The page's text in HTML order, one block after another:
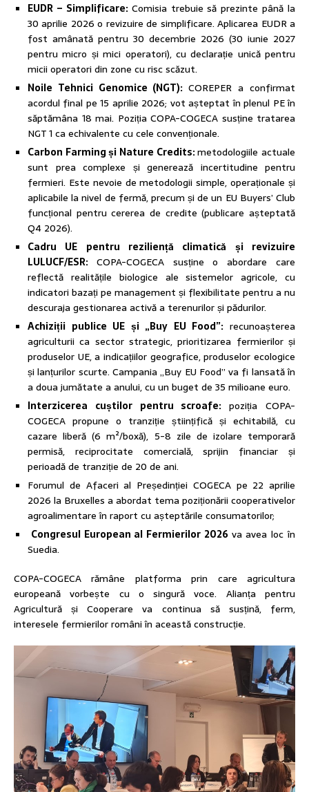
EUDR – Simplificare: Comisia trebuie să prezinte până la
30 aprilie 2026 o revizuire de simplificare. Aplicarea EUDR a
fost amânată pentru 30 decembrie 2026 (30 iunie 2027
pentru micro și mici operatori), cu declarație unică pentru
micii operatori din zone cu risc scăzut.
Noile Tehnici Genomice (NGT):COREPER a confirmat
acordul final pe 15 aprilie 2026; vot așteptat în plenul PE în
săptămâna 18 mai. Poziția COPA-COGECA susține tratarea
NGT 1 ca echivalente cu cele convenționale.
Carbon Farming și Nature Credits:metodologiile actuale
sunt prea complexe și generează incertitudine pentru
fermieri. Este nevoie de metodologii simple, operaționale și
aplicabile la nivel de fermă, precum și de un EU Buyers’ Club
funcțional pentru cererea de credite (publicare așteptată
Q4 2026).
Cadru UE pentru reziliență climatică și revizuire
LULUCF/ESR: COPA-COGECA susține o abordare care
reflectă realitățile biologice ale sistemelor agricole, cu
indicatori bazați pe management și flexibilitate pentru a nu
descuraja gestionarea activă a terenurilor și pădurilor.
Achiziții publice UE și „Buy EU Food”: recunoașterea
agriculturii ca sector strategic, prioritizarea fermierilor și
produselor UE, a indicațiilor geografice, produselor ecologice
și lanțurilor scurte. Campania „Buy EU Food” va fi lansată în
a doua jumătate a anului, cu un buget de 35 milioane euro.
Interzicerea cuștilor pentru scroafe:poziția COPA-
COGECA propune o tranziție științifică și echitabilă, cu
cazare liberă (6 m²/boxă), 5-8 zile de izolare temporară
permisă, reciprocitate comercială, sprijin financiar și
perioadă de tranziție de 20 de ani.
Forumul de Afaceri al Președinției COGECA pe 22 aprilie
2026 la Bruxelles a abordat tema poziționării cooperativelor
agroalimentare în raport cu așteptările consumatorilor;
Congresul European al Fermierilor 2026 va avea loc în
Suedia.
COPA-COGECA rămâne platforma prin care agricultura
europeană vorbește cu o singură voce. Alianța pentru
Agricultură și Cooperare va continua să susțină, ferm,
interesele fermierilor români în această construcție.